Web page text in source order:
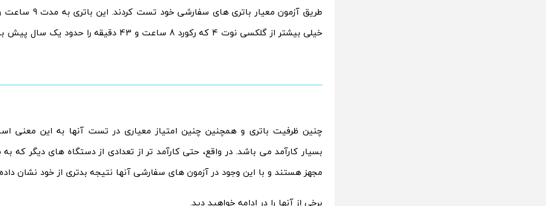
خیلی بیشتر از گلکسی نوت 4 که رکورد 8 ساعت و 43 دقیقه را حدود یک سال پیش به ثمر رساند.
بسیار کارآمد می باشد. در واقع، حتی کارآمد تر از تعدادی از دستگاه های دیگر که به
مجهز هستند و با این وجود در آزمون های سفارشی آنها نتیجه بدتری از خود نشان
برخی از آنها را در ادامه خواهید دید.